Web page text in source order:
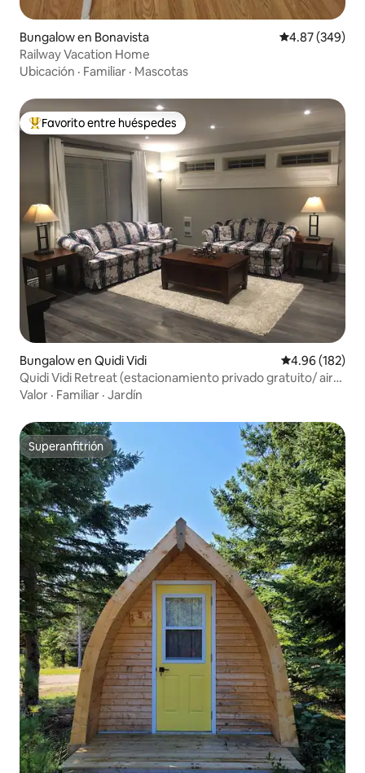
Bungalow en Bonavista Calificación
4.87 (349)
Railway Vacation Home
Ubicación · Familiar · Mascotas
De los mejores en Favorito entre huéspedes
Favorito entre huéspedes
Bungalow en Quidi Vidi Calificación
4.96 (182)
Quidi Vidi Retreat (estacionamiento privado gratuito/ aire
acondicionado)
Valor · Familiar · Jardín
Superanfitrión
Superanfitrión